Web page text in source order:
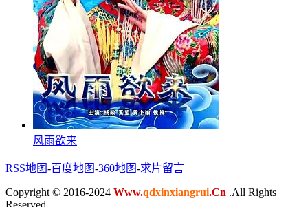
风雨欲来
RSS地图-百度地图-360地图-求片留言
Copyright © 2016-2024 Www.qdxinxiangrui.Cn .All Rights
Reserved .